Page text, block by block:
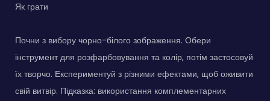
Як грати
Почни з вибору чорно-білого зображення. Обери
інструмент для розфарбовування та колір, потім застосовуй
їх творчо. Експериментуй з різними ефектами, щоб оживити
свій витвір. Підказка: використання комплементарних